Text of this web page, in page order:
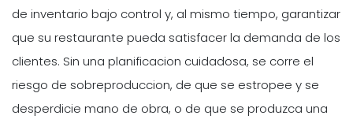
de inventario bajo control y, al mismo tiempo, garantizar
que su restaurante pueda satisfacer la demanda de los
clientes. Sin una planificacion cuidadosa, se corre el
riesgo de sobreproduccion, de que se estropee y se
desperdicie mano de obra, o de que se produzca una